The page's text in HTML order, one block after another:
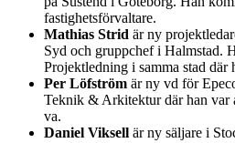
fastighetsförvaltare.
Mathias Strid är ny
Syd och gruppchef i Halmstad.
Projektledning i samma stad där
Per Löfström är ny vd för
Teknik & Arkitektur där han var
va.
Daniel Viksell är ny säljare i